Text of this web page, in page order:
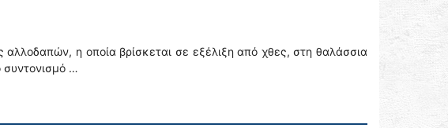
η οποία βρίσκεται σε εξέλιξη από χθες, στη θαλάσσια
συντονισμό …